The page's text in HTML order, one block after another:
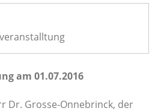
am 01.07.2016
Dr. Grosse-Onnebrinck, der